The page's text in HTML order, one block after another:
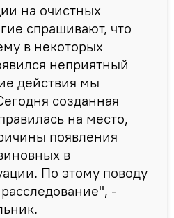
на очистных
спрашивают, что
в некоторых
неприятный
действия мы
созданная
на место,
появления
в
По этому поводу
-